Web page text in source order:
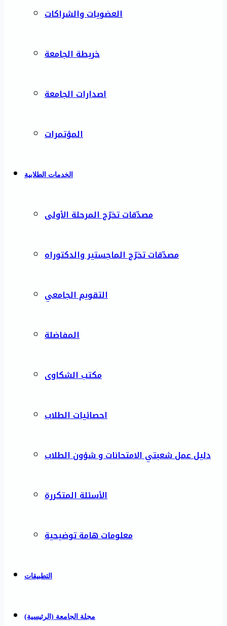
العضويات والشراكات
خريطة الجامعة
اصدارات الجامعة
المؤتمرات
الخدمات الطلابية
مصدّقات تخرّج المرحلة الأولى
مصدّقات تخرّج الماجستير والدكتوراه
التقويم الجامعي
المفاضلة
مكتب الشكاوى
احصائيات الطلاب
دليل عمل شعبتي الامتحانات و شؤون الطلاب
الأسئلة المتكررة
معلومات هامة توضيحية
التطبيقات
مجلة الجامعة (الرئيسية)